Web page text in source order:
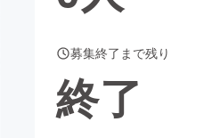
ニティ
募集終了まで残り
終了